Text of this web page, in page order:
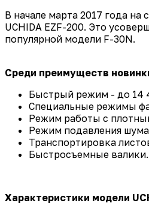
В начале марта 2017 года на
UCHIDA EZF-200. Это
популярной модели F-30N.
Среди преимуществ
Быстрый режим - до 14
Специальные режимы
Режим работы с
Режим подавления
Транспортировка
Быстросъемные валики.
Характеристики модели